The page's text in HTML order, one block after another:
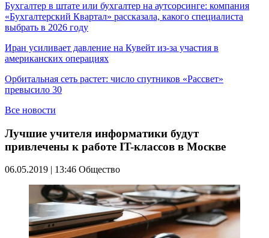
Бухгалтер в штате или бухгалтер на аутсорсинге: компания
«Бухгалтерский Квартал» рассказала, какого специалиста
выбрать в 2026 году
Иран усиливает давление на Кувейт из-за участия в
американских операциях
Орбитальная сеть растет: число спутников «Рассвет»
превысило 30
Все новости
Лучшие учителя информатики будут
привлечены к работе IT-классов в Москве
06.05.2019 | 13:46 Общество